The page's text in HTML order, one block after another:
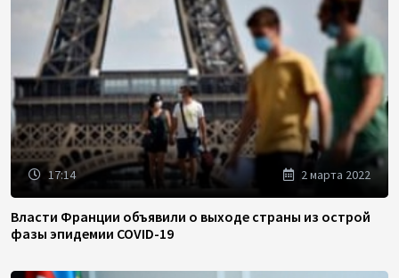
17:14 2 марта 2022
Власти Франции объявили о выходе страны из острой
фазы эпидемии COVID-19